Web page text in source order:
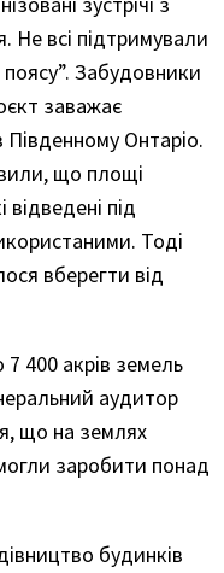
Не всі підтримували
Забудовники
заважає
Онтаріо.
що площі
під
Тоді
вберегти від
400 акрів земель
аудитор
що на землях
заробити понад
будинків